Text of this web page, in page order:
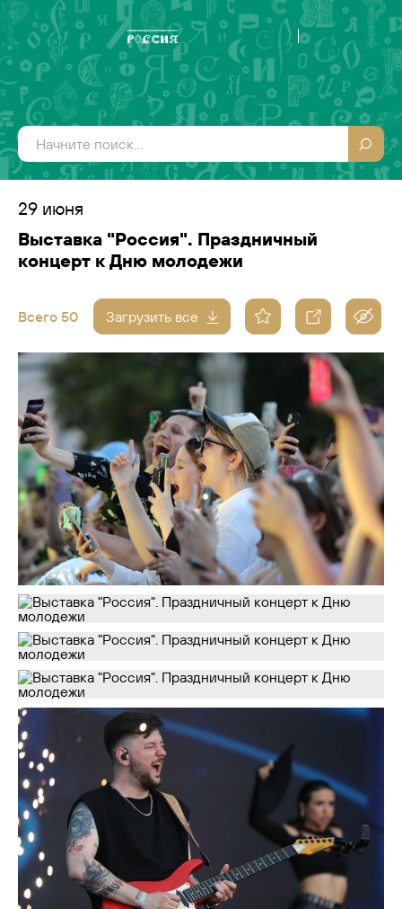
29 июня
Выставка "Россия". Праздничный
концерт к Дню молодежи
Всего 50 Загрузить все